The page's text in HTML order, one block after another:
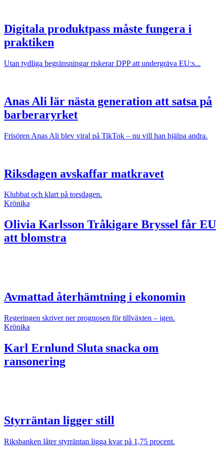
Digitala produktpass måste fungera i
praktiken
Utan tydliga begränsningar riskerar DPP att undergräva EU:s...
Anas Ali lär nästa generation att satsa på
barberaryrket
Frisören Anas Ali blev viral på TikTok – nu vill han hjälpa andra.
Riksdagen avskaffar matkravet
Klubbat och klart på torsdagen.
Krönika
Olivia Karlsson Tråkigare Bryssel får EU
att blomstra
Avmattad återhämtning i ekonomin
Regeringen skriver ner prognosen för tillväxten – igen.
Krönika
Karl Ernlund Sluta snacka om
ransonering
Styrräntan ligger still
Riksbanken låter styrräntan ligga kvar på 1,75 procent.